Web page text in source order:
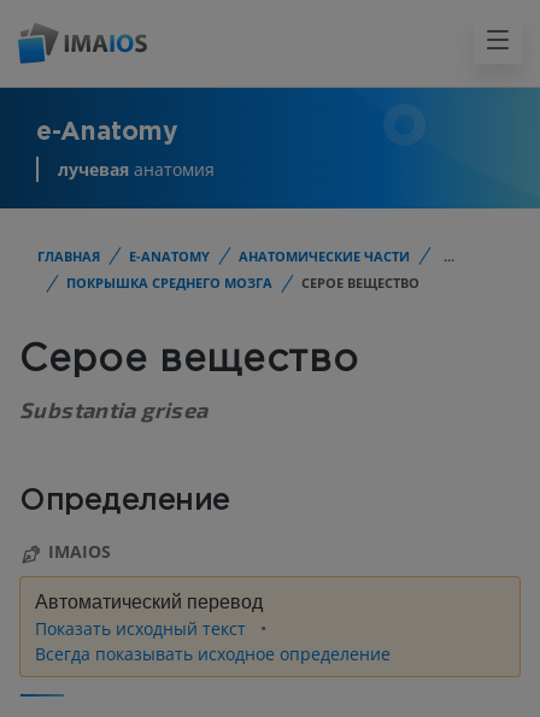
e-Anatomy
лучевая анатомия
ГЛАВНАЯ E-ANATOMY АНАТОМИЧЕСКИЕ ЧАСТИ
...
ПОКРЫШКА СРЕДНЕГО МОЗГА
СЕРОЕ ВЕЩЕСТВО
Серое вещество
Substantia grisea
Определение
IMAIOS
Автоматический перевод
Показать исходный текст
Всегда показывать исходное определение